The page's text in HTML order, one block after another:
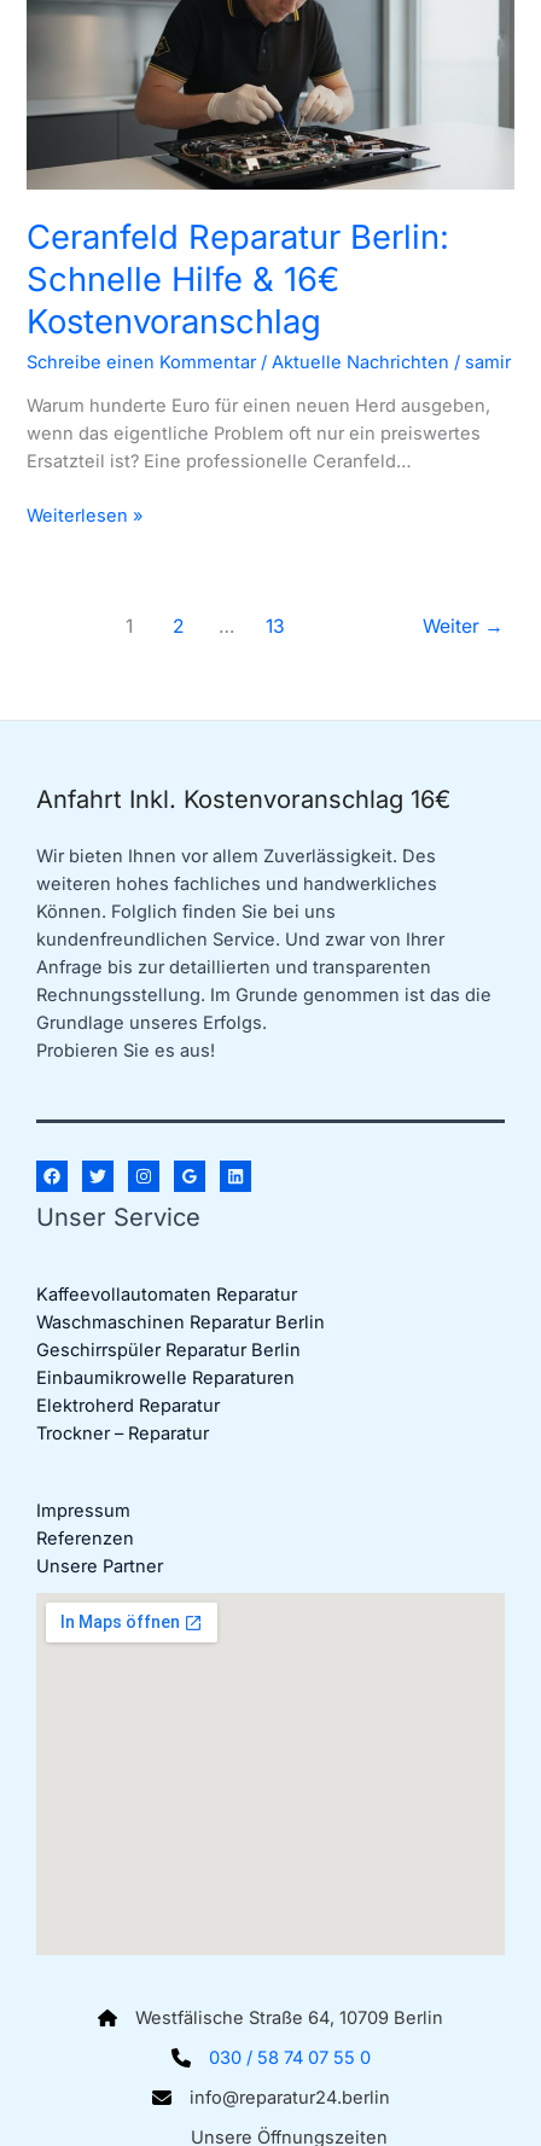
Ceranfeld Reparatur Berlin:
Schnelle Hilfe & 16€
Kostenvoranschlag
Schreibe einen Kommentar /Aktuelle Nachrichten / samir
Warum hunderte Euro für einen neuen Herd ausgeben,
wenn das eigentliche Problem oft nur ein preiswertes
Ersatzteil ist? Eine professionelle Ceranfeld…
Ceranfeld
Weiterlesen »
1 2 … 13 Weiter →
Anfahrt Inkl. Kostenvoranschlag 16€
Wir bieten Ihnen vor allem Zuverlässigkeit. Des
weiteren hohes fachliches und handwerkliches
Können. Folglich finden Sie bei uns
kundenfreundlichen Service. Und zwar von Ihrer
Anfrage bis zur detaillierten und transparenten
Rechnungsstellung. Im Grunde genommen ist das die
Grundlage unseres Erfolgs.
Probieren Sie es aus!
Unser Service
Kaffeevollautomaten Reparatur
Waschmaschinen Reparatur Berlin
Geschirrspüler Reparatur Berlin
Einbaumikrowelle Reparaturen
Elektroherd Reparatur
Trockner – Reparatur
Impressum
Referenzen
Unsere Partner
Westfälische Straße 64, 10709 Berlin
030 / 58 74 07 55 0
info@reparatur24.berlin
Unsere Öffnungszeiten